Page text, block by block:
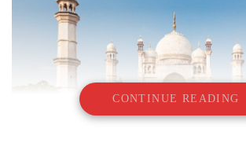
CONTINUE READING